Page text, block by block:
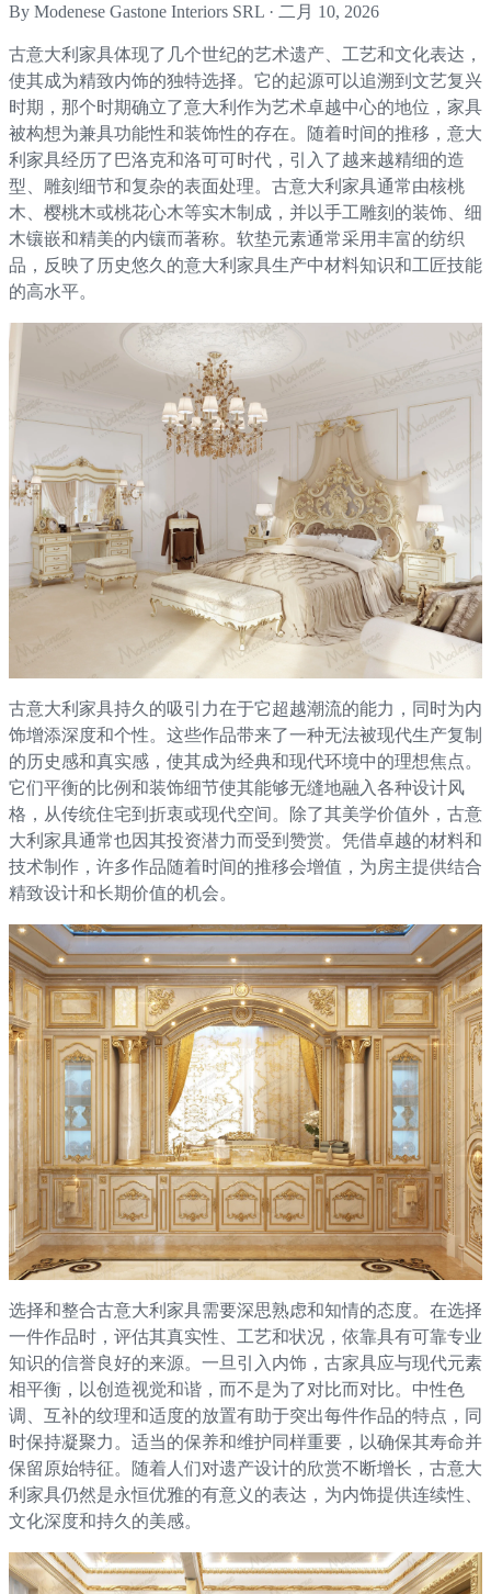
By Modenese Gastone Interiors SRL · 二月 10, 2026
古意大利家具体现了几个世纪的艺术遗产、工艺和文化表达，
使其成为精致内饰的独特选择。它的起源可以追溯到文艺复兴
时期，那个时期确立了意大利作为艺术卓越中心的地位，家具
被构想为兼具功能性和装饰性的存在。随着时间的推移，意大
利家具经历了巴洛克和洛可可时代，引入了越来越精细的造
型、雕刻细节和复杂的表面处理。古意大利家具通常由核桃
木、樱桃木或桃花心木等实木制成，并以手工雕刻的装饰、细
木镶嵌和精美的内镶而著称。软垫元素通常采用丰富的纺织
品，反映了历史悠久的意大利家具生产中材料知识和工匠技能
的高水平。
古意大利家具持久的吸引力在于它超越潮流的能力，同时为内
饰增添深度和个性。这些作品带来了一种无法被现代生产复制
的历史感和真实感，使其成为经典和现代环境中的理想焦点。
它们平衡的比例和装饰细节使其能够无缝地融入各种设计风
格，从传统住宅到折衷或现代空间。除了其美学价值外，古意
大利家具通常也因其投资潜力而受到赞赏。凭借卓越的材料和
技术制作，许多作品随着时间的推移会增值，为房主提供结合
精致设计和长期价值的机会。
选择和整合古意大利家具需要深思熟虑和知情的态度。在选择
一件作品时，评估其真实性、工艺和状况，依靠具有可靠专业
知识的信誉良好的来源。一旦引入内饰，古家具应与现代元素
相平衡，以创造视觉和谐，而不是为了对比而对比。中性色
调、互补的纹理和适度的放置有助于突出每件作品的特点，同
时保持凝聚力。适当的保养和维护同样重要，以确保其寿命并
保留原始特征。随着人们对遗产设计的欣赏不断增长，古意大
利家具仍然是永恒优雅的有意义的表达，为内饰提供连续性、
文化深度和持久的美感。